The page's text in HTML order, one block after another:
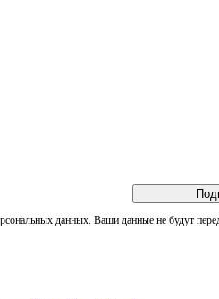
данных. Ваши данные не будут